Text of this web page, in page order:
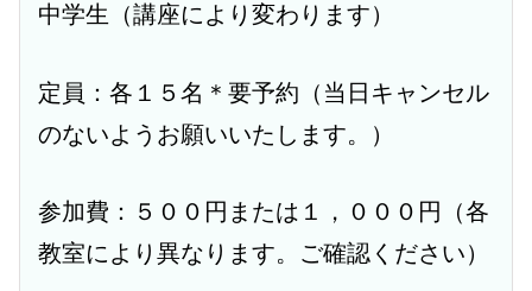
中学生（講座により変わります）
定員：各１５名＊要予約（当日キャンセル
のないようお願いいたします。）
参加費：５００円または１，０００円（各
教室により異なります。ご確認ください）